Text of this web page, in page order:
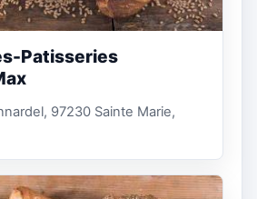
Patisseries
97230 Sainte Marie,